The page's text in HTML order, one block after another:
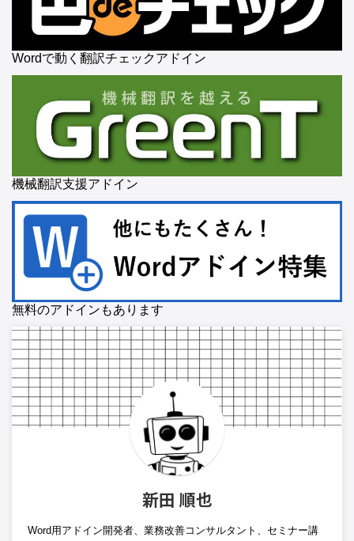
Wordで動く翻訳チェックアドイン
機械翻訳支援アドイン
無料のアドインもあります
新田 順也
Word用アドイン開発者、業務改善コンサルタント、セミナー講